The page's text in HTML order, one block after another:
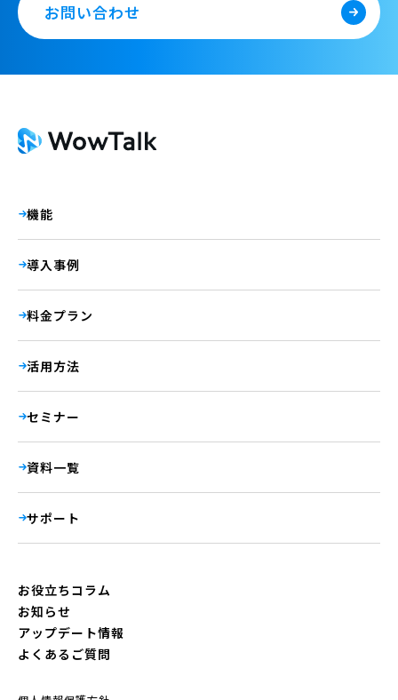
お問い合わせ
機能
導入事例
料金プラン
活用方法
セミナー
資料一覧
サポート
お役立ちコラム
お知らせ
アップデート情報
よくあるご質問